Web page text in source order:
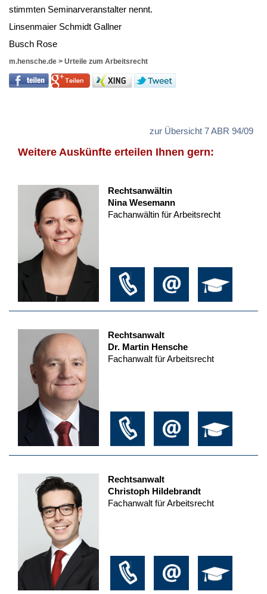
stimm­ten Se­mi­nar­ver­an­stal­ter nennt.
Lin­sen­mai­er Schmidt Gall­ner
Busch Ro­se
m.hensche.de > Urteile zum Arbeitsrecht
zur Übersicht 7 ABR 94/09
Weitere Auskünfte erteilen Ihnen gern:
Rechtsanwältin
Nina Wesemann
Fachanwältin für Arbeitsrecht
Rechtsanwalt
Dr. Martin Hensche
Fachanwalt für Arbeitsrecht
Rechtsanwalt
Christoph Hildebrandt
Fachanwalt für Arbeitsrecht